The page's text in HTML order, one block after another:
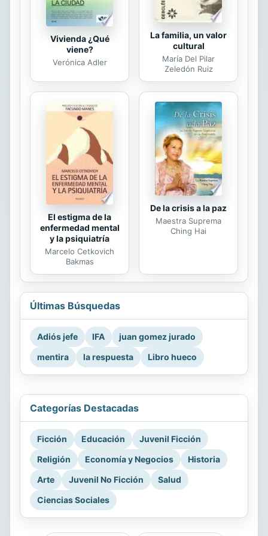
Vivienda ¿Qué
viene?
Verónica Adler
La familia, un valor
cultural
María Del Pilar
Zeledón Ruiz
El estigma de la
enfermedad mental
y la psiquiatría
Marcelo Cetkovich
Bakmas
De la crisis a la paz
Maestra Suprema
Ching Hai
Últimas Búsquedas
Adiós jefe IFA
juan gomez jurado
mentira
la respuesta Libro hueco
Categorías Destacadas
Ficción Educación
Juvenil Ficción
Religión
Economía y Negocios
Historia
Arte
Juvenil No Ficción
Salud
Ciencias Sociales